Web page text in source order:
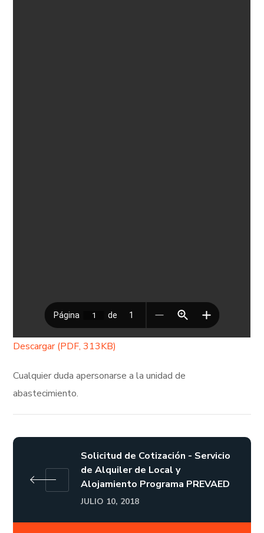
Descargar (PDF, 313KB)
Cualquier duda apersonarse a la unidad de
abastecimiento.
Solicitud de Cotización - Servicio
de Alquiler de Local y
Alojamiento Programa PREVAED
JULIO 10, 2018